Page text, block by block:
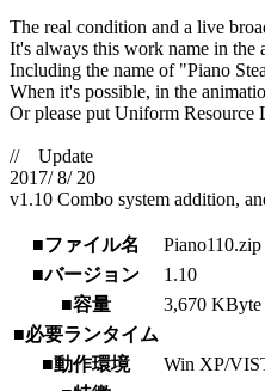
The real condition and a live
It's always this work name in the
Including the name of "Piano
When it's possible, in the
Or please put Uniform Resource
// Update
2017/ 8/ 20
v1.10 Combo system addition,
■ファイル名
Piano110.zip
■バージョン
1.10
■容量
3,670 KByte
■必要ランタイム
■動作環境
Win XP/